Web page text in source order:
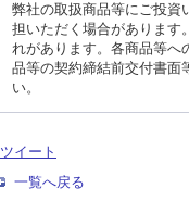
弊社の取扱商品等にご投資
担いただく場合があります
れがあります。各商品等へ
品等の契約締結前交付書面
い。
ツイート
一覧へ戻る